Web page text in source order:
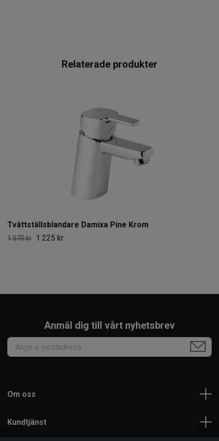
Tvättställsblandare Damixa Pine Krom
1 570 kr 1 225 kr
Anmäl dig till vårt nyhetsbrev
Om oss
Kundtjänst